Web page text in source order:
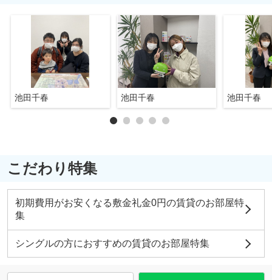
池田千春 池田千春 池田千春
こだわり特集
初期費用がお安くなる敷金礼金0円の賃貸のお部屋特
集
シングルの方におすすめの賃貸のお部屋特集